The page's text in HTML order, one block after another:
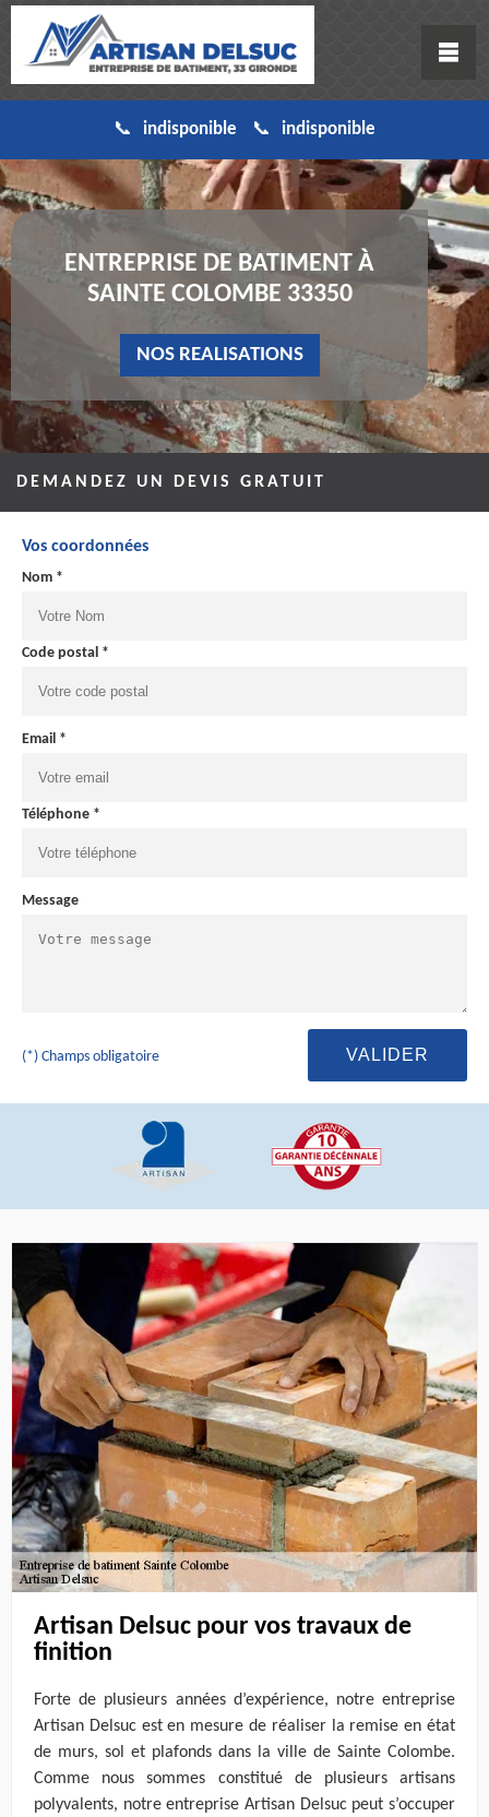
indisponible indisponible
ENTREPRISE DE BATIMENT À
SAINTE COLOMBE 33350
NOS REALISATIONS
DEMANDEZ UN DEVIS GRATUIT
Vos coordonnées
Nom *
Code postal *
Email *
Téléphone *
Message
(*) Champs obligatoire
Artisan Delsuc pour vos travaux de
finition
Forte de plusieurs années d’expérience, notre entreprise
Artisan Delsuc est en mesure de réaliser la remise en état
de murs, sol et plafonds dans la ville de Sainte Colombe.
Comme nous sommes constitué de plusieurs artisans
polyvalents, notre entreprise Artisan Delsuc peut s’occuper